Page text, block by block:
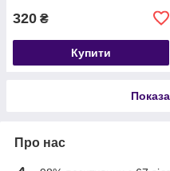
320 ₴
Купити
Про нас